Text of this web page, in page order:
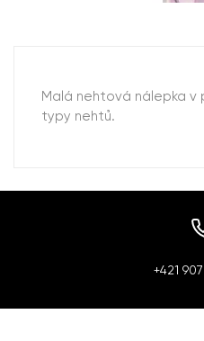
Malá nehtová nálepka v
typy nehtů.
+421